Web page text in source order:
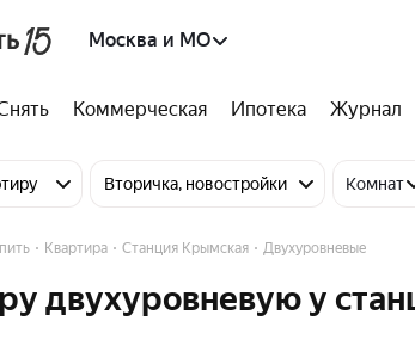
Москва и МО
Коммерческая Ипотека Журнал
Вторичка, новостройки Комнат
Квартира Станция Крымская Двухуровневые
двухуровневую у